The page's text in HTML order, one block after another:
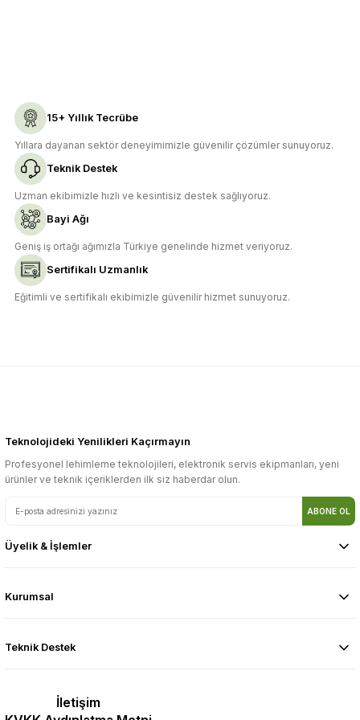
Ürün fiyatı diğer sitelerden daha pahalı.
Bu ürüne benzer farklı alternatifler olmalı.
15+ Yıllık Tecrübe
Yıllara dayanan sektör deneyimimizle güvenilir çözümler sunuyoruz.
Teknik Destek
Uzman ekibimizle hızlı ve kesintisiz destek sağlıyoruz.
Bayi Ağı
Geniş iş ortağı ağımızla Türkiye genelinde hizmet veriyoruz.
Sertifikalı Uzmanlık
Eğitimli ve sertifikalı ekibimizle güvenilir hizmet sunuyoruz.
Teknolojideki Yenilikleri Kaçırmayın
Profesyonel lehimleme teknolojileri, elektronik servis ekipmanları, yeni
ürünler ve teknik içeriklerden ilk siz haberdar olun.
ABONE OL
Üyelik & İşlemler
Kurumsal
Teknik Destek
İletişim